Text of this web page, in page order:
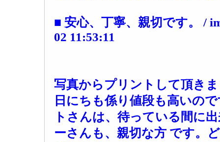
■ 安心、丁寧、親切です。 /
02 11:53:11
写真からプリントして頂き
日にちも係り値段も高いの
トさんは、待っている間に
ーさんも、親切な方 です。